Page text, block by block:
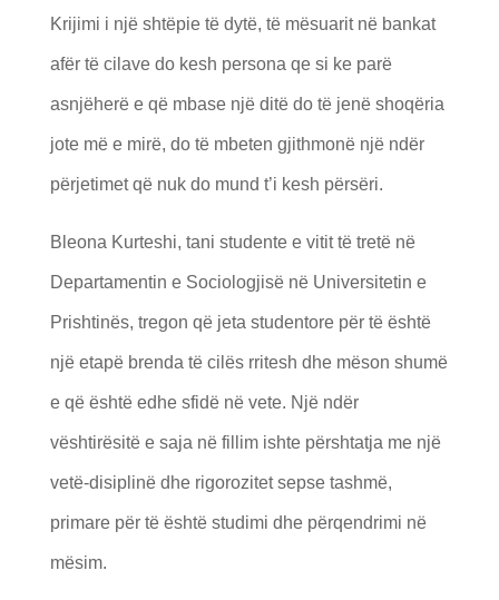
Krijimi i një shtëpie të dytë, të mësuarit në bankat
afër të cilave do kesh persona qe si ke parë
asnjëherë e që mbase një ditë do të jenë shoqëria
jote më e mirë, do të mbeten gjithmonë një ndër
përjetimet që nuk do mund t’i kesh përsëri.
Bleona Kurteshi, tani studente e vitit të tretë në
Departamentin e Sociologjisë në Universitetin e
Prishtinës, tregon që jeta studentore për të është
një etapë brenda të cilës rritesh dhe mëson shumë
e që është edhe sfidë në vete. Një ndër
vështirësitë e saja në fillim ishte përshtatja me një
vetë-disiplinë dhe rigorozitet sepse tashmë,
primare për të është studimi dhe përqendrimi në
mësim.